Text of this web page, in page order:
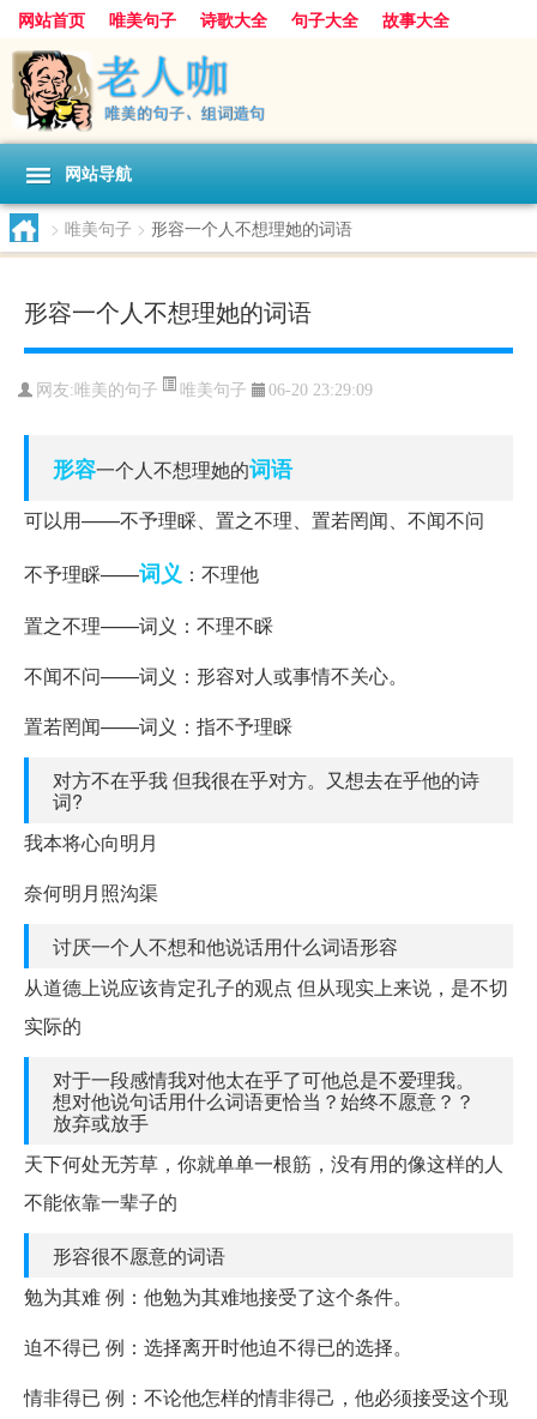
网站首页 唯美句子 诗歌大全 句子大全
故事大全
人生感悟
其他美文 美文欣赏
感人故事
句子分类
网站导航
> 唯美句子 > 形容一个人不想理她的词语
形容一个人不想理她的词语
网友: 唯美的句子 唯美句子 06-20 23:29:09
形容一个人不想理她的词语
可以用——不予理睬、置之不理、置若罔闻、不闻不问
不予理睬——词义 ：不理他
置之不理——词义：不理不睬
不闻不问——词义：形容对人或事情不关心。
置若罔闻——词义：指不予理睬
对方不在乎我 但我很在乎对方。又想去在乎他的诗
词?
我本将心向明月
奈何明月照沟渠
讨厌一个人不想和他说话用什么词语形容
从道德上说应该肯定孔子的观点 但从现实上来说，是不切
实际的
对于一段感情我对他太在乎了可他总是不爱理我。
想对他说句话用什么词语更恰当？始终不愿意？？
放弃或放手
天下何处无芳草，你就单单一根筋，没有用的像这样的人
不能依靠一辈子的
形容很不愿意的词语
勉为其难 例：他勉为其难地接受了这个条件。
迫不得已 例：选择离开时他迫不得已的选择。
情非得已 例：不论他怎样的情非得己，他必须接受这个现